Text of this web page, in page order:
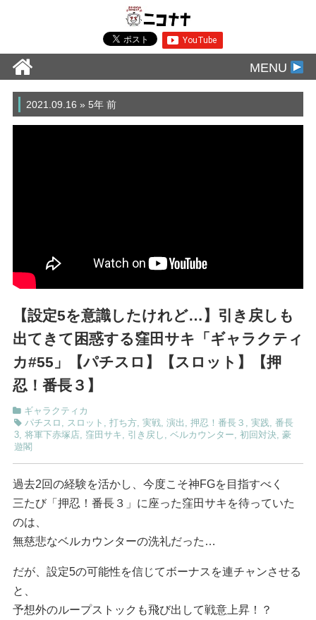
MENU
2021.09.16 » 5年 前
【設定5を意識したけれど…】引き戻しも
出てきて困惑する窪田サキ「ギャラクティ
カ#55」【パチスロ】【スロット】【押
忍！番長３】
ギャラクティカ
パチスロ , スロット , 打ち方, 実戦, 演出 , 押忍！番長３ , 実践, 番長
3, 将軍下赤塚店, 窪田サキ, 引き戻し , ベルカウンター, 初回対決, 豪
遊閣
過去2回の経験を活かし、今度こそ神FGを目指すべく
三たび「押忍！番長３」に座った窪田サキを待っていた
のは、
無慈悲なベルカウンターの洗礼だった…
だが、設定5の可能性を信じてボーナスを連チャンさせる
と、
予想外のループストックも飛び出して戦意上昇！？